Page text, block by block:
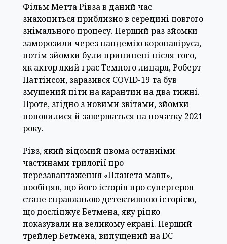
Фільм Метта Рівза в даний час
знаходиться приблизно в середині довгого
знімального процесу. Перший раз зйомки
заморозили через пандемію коронавіруса,
потім зйомки були припинені після того,
як актор який грає Темного лицаря, Роберт
Паттінсон, заразився COVID-19 та був
змушений піти на карантин на два тижні.
Проте, згідно з новими звітами, зйомки
поновилися й завершаться на початку 2021
року.
Рівз, який відомий двома останніми
частинами трилогії про
перезавантаження «Планета мавп»,
пообіцяв, що його історія про супергероя
стане справжньою детективною історією,
що досліджує Бетмена, яку рідко
показували на великому екрані. Перший
трейлер Бетмена, випущений на DC